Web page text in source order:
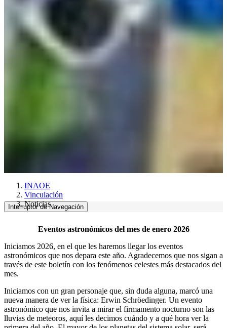
INAOE
Vinculación
Noticias
Interruptor de Navegación
Eventos astronómicos del mes de enero 2026
Iniciamos 2026, en el que les haremos llegar los eventos
astronómicos que nos depara este año. Agradecemos que nos sigan a
través de este boletín con los fenómenos celestes más destacados del
mes.
Iniciamos con un gran personaje que, sin duda alguna, marcó una
nueva manera de ver la física: Erwin Schröedinger. Un evento
astronómico que nos invita a mirar el firmamento nocturno son las
lluvias de meteoros, aquí les decimos cuándo y a qué hora ver la